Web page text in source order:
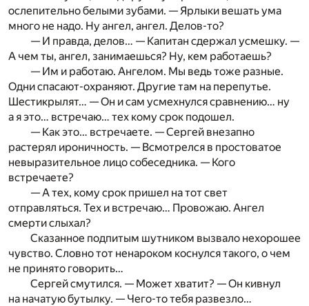
ослепительно белыми зубами. — Ярлыки вешать ума
много не надо. Ну ангел, ангел. Делов-то?
— И правда, делов… — Капитан сдержал усмешку. —
А чем ты, ангел, занимаешься? Ну, кем работаешь?
— Им и работаю. Ангелом. Мы ведь тоже разные.
Одни спасают-охраняют. Другие там на перепутье.
Шестикрылят… — Он и сам усмехнулся сравнению… ну
а я это… встречаю… тех кому срок подошел.
— Как это… встречаете. — Сергей внезапно
растерял ироничность. — Всмотрелся в простоватое
невыразительное лицо собеседника. — Кого
встречаете?
— А тех, кому срок пришел на тот свет
отправляться. Тех и встречаю… Провожаю. Ангел
смерти слыхал?
Сказанное подпитым шутником вызвало нехорошее
чувство. Словно тот ненароком коснулся такого, о чем
не принято говорить…
Сергей смутился. — Может хватит? — Он кивнул
на начатую бутылку. — Чего-то тебя развезло…